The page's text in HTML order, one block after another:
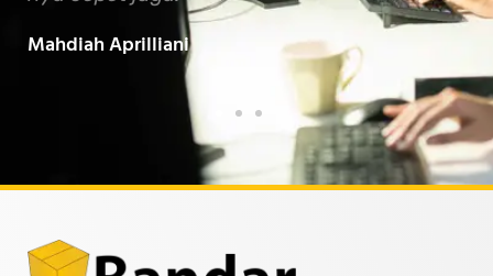
Baarokallahu Fiikum.."
Taufiqurrahman MZ